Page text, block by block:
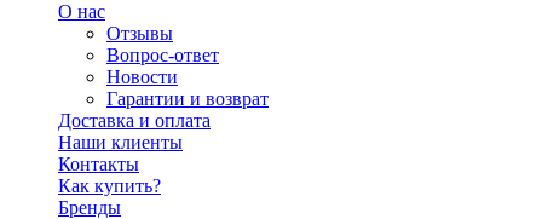
О нас
Отзывы
Вопрос-ответ
Новости
Гарантии и возврат
Доставка и оплата
Наши клиенты
Контакты
Как купить?
Бренды